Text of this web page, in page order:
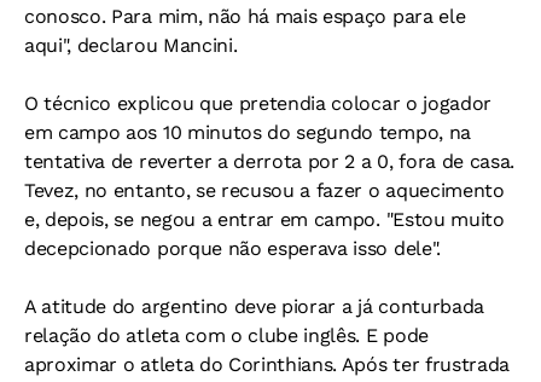
conosco. Para mim, não há mais espaço para ele
aqui", declarou Mancini.
O técnico explicou que pretendia colocar o jogador
em campo aos 10 minutos do segundo tempo, na
tentativa de reverter a derrota por 2 a 0, fora de casa.
Tevez, no entanto, se recusou a fazer o aquecimento
e, depois, se negou a entrar em campo. "Estou muito
decepcionado porque não esperava isso dele".
A atitude do argentino deve piorar a já conturbada
relação do atleta com o clube inglês. E pode
aproximar o atleta do Corinthians. Após ter frustrada